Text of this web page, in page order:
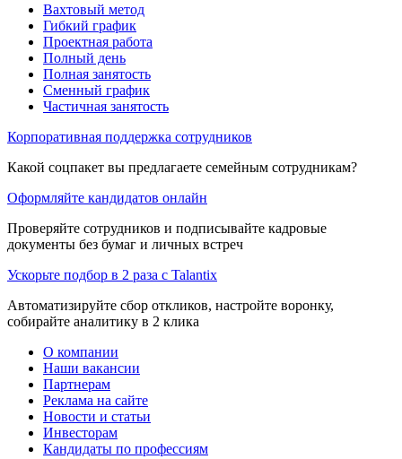
Вахтовый метод
Гибкий график
Проектная работа
Полный день
Полная занятость
Сменный график
Частичная занятость
Корпоративная поддержка сотрудников
Какой соцпакет вы предлагаете семейным сотрудникам?
Оформляйте кандидатов онлайн
Проверяйте сотрудников и подписывайте кадровые
документы без бумаг и личных встреч
Ускорьте подбор в 2 раза с Talantix
Автоматизируйте сбор откликов, настройте воронку,
собирайте аналитику в 2 клика
О компании
Наши вакансии
Партнерам
Реклама на сайте
Новости и статьи
Инвесторам
Кандидаты по профессиям